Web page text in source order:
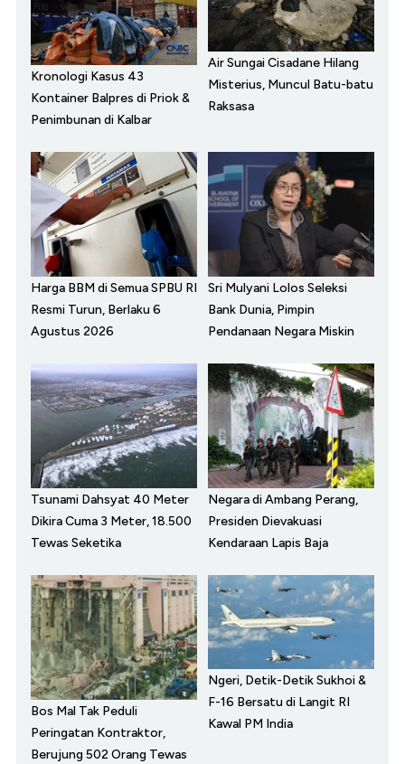
Kronologi Kasus 43
Kontainer Balpres di Priok &
Penimbunan di Kalbar
Air Sungai Cisadane Hilang
Misterius, Muncul Batu-batu
Raksasa
Harga BBM di Semua SPBU RI
Resmi Turun, Berlaku 6
Agustus 2026
Sri Mulyani Lolos Seleksi
Bank Dunia, Pimpin
Pendanaan Negara Miskin
Tsunami Dahsyat 40 Meter
Dikira Cuma 3 Meter, 18.500
Tewas Seketika
Negara di Ambang Perang,
Presiden Dievakuasi
Kendaraan Lapis Baja
Bos Mal Tak Peduli
Peringatan Kontraktor,
Berujung 502 Orang Tewas
Ngeri, Detik-Detik Sukhoi &
F-16 Bersatu di Langit RI
Kawal PM India